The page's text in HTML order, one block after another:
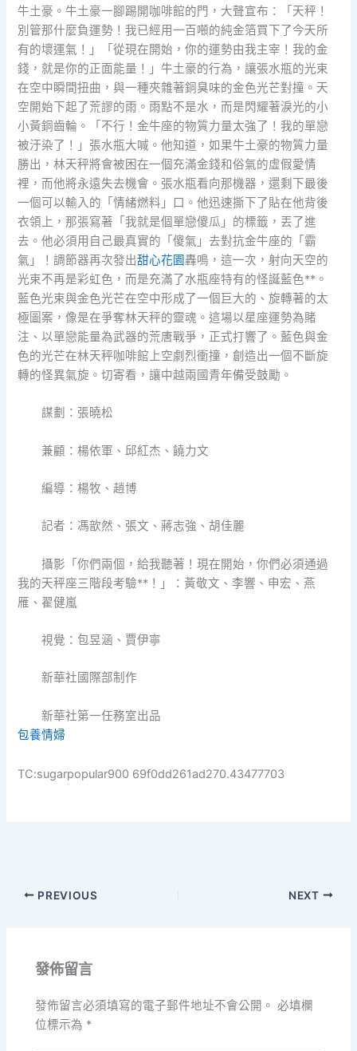
牛土豪。牛土豪一腳踢開咖啡館的門，大聲宣布：「天秤！
別管那什麼負運勢！我已經用一百噸的純金箔買下了今天所
有的壞運氣！」「從現在開始，你的運勢由我主宰！我的金
錢，就是你的正面能量！」牛土豪的行為，讓張水瓶的光束
在空中瞬間扭曲，與一種夾雜著銅臭味的金色光芒對撞。天
空開始下起了荒謬的雨。雨點不是水，而是閃耀著淚光的小
小黃銅齒輪。「不行！金牛座的物質力量太強了！我的單戀
被汙染了！」張水瓶大喊。他知道，如果牛土豪的物質力量
勝出，林天秤將會被困在一個充滿金錢和俗氣的虛假愛情
裡，而他將永遠失去機會。張水瓶看向那機器，還剩下最後
一個可以輸入的「情緒燃料」口。他迅速撕下了貼在他背後
衣領上，那張寫著「我就是個單戀傻瓜」的標籤，丟了進
去。他必須用自己最真實的「傻氣」去對抗金牛座的「霸
氣」！調節器再次發出甜心花園轟鳴，這一次，射向天空的
光束不再是彩虹色，而是充滿了水瓶座特有的怪誕藍色**。
藍色光束與金色光芒在空中形成了一個巨大的、旋轉著的太
極圖案，像是在爭奪林天秤的靈魂。這場以星座運勢為賭
注、以單戀能量為武器的荒唐戰爭，正式打響了。藍色與金
色的光芒在林天秤咖啡館上空劇烈衝撞，創造出一個不斷旋
轉的怪異氣旋。切寄看，讓中越兩國青年備受鼓勵。
謀劃：張曉松
兼顧：楊依軍、邱紅杰、饒力文
編導：楊牧、趙博
記者：馮歆然、張文、蔣志強、胡佳麗
攝影「你們兩個，給我聽著！現在開始，你們必須通過
我的天秤座三階段考驗**！」：黃敬文、李響、申宏、燕
雁、翟健嵐
視覺：包昱涵、賈伊寧
新華社國際部制作
新華社第一任務室出品
包養情婦
TC:sugarpopular900 69f0dd261ad270.43477703
PREVIOUS NEXT
發佈留言
發佈留言必須填寫的電子郵件地址不會公開。 必填欄
位標示為 *